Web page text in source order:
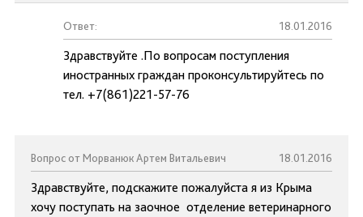
Ответ: 18.01.2016
Здравствуйте .По вопросам поступления
иностранных граждан проконсультируйтесь по
тел. +7(861)221-57-76
Вопрос от Морванюк Артем Витальевич 18.01.2016
Здравствуйте, подскажите пожалуйста я из Крыма
хочу поступать на заочное отделение ветеринарного